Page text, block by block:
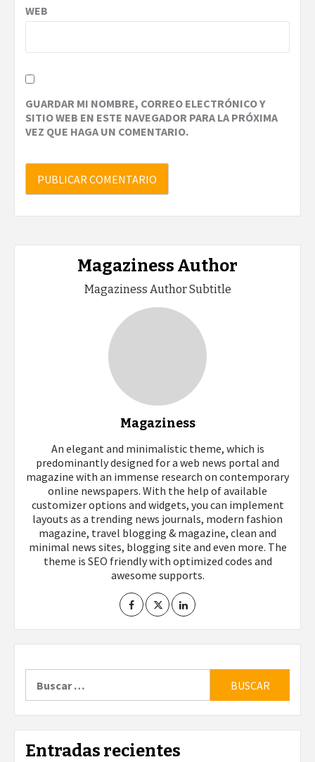
WEB
GUARDAR MI NOMBRE, CORREO ELECTRÓNICO Y
SITIO WEB EN ESTE NAVEGADOR PARA LA PRÓXIMA
VEZ QUE HAGA UN COMENTARIO.
Magaziness Author
Magaziness Author Subtitle
Magaziness
An elegant and minimalistic theme, which is
predominantly designed for a web news portal and
magazine with an immense research on contemporary
online newspapers. With the help of available
customizer options and widgets, you can implement
layouts as a trending news journals, modern fashion
magazine, travel blogging & magazine, clean and
minimal news sites, blogging site and even more. The
theme is SEO friendly with optimized codes and
awesome supports.
Entradas recientes